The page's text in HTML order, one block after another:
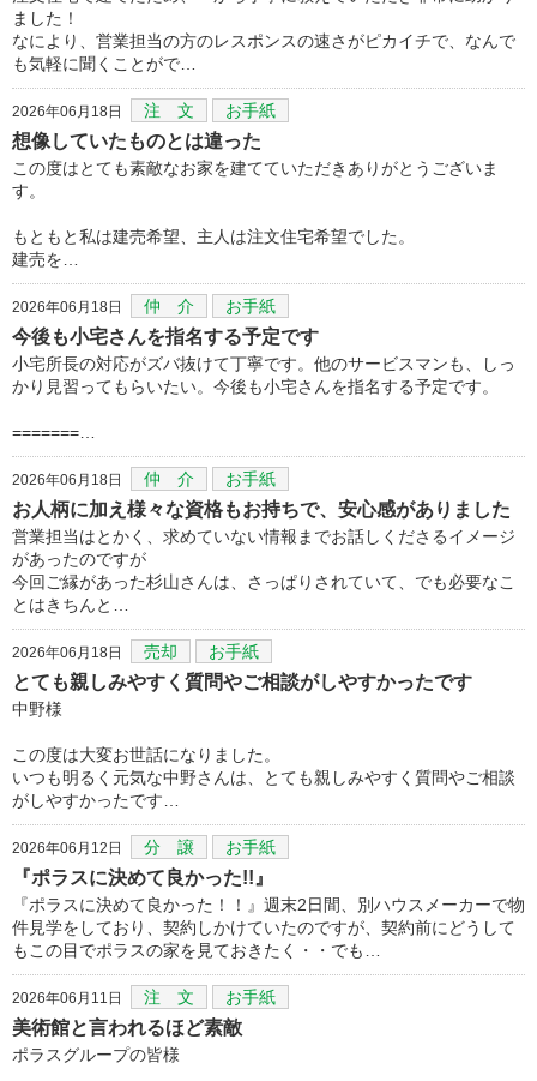
ました！
なにより、営業担当の方のレスポンスの速さがピカイチで、なんで
も気軽に聞くことがで…
2026年06月18日 注 文 お手紙
想像していたものとは違った
この度はとても素敵なお家を建てていただきありがとうございま
す。
もともと私は建売希望、主人は注文住宅希望でした。
建売を…
2026年06月18日 仲 介 お手紙
今後も小宅さんを指名する予定です
小宅所長の対応がズバ抜けて丁寧です。他のサービスマンも、しっ
かり見習ってもらいたい。今後も小宅さんを指名する予定です。
=======…
2026年06月18日 仲 介 お手紙
お人柄に加え様々な資格もお持ちで、安心感がありました
営業担当はとかく、求めていない情報までお話しくださるイメージ
があったのですが
今回ご縁があった杉山さんは、さっぱりされていて、でも必要なこ
とはきちんと…
2026年06月18日 売却 お手紙
とても親しみやすく質問やご相談がしやすかったです
中野様
この度は大変お世話になりました。
いつも明るく元気な中野さんは、とても親しみやすく質問やご相談
がしやすかったです…
2026年06月12日 分 譲 お手紙
『ポラスに決めて良かった!!』
『ポラスに決めて良かった！！』週末2日間、別ハウスメーカーで物
件見学をしており、契約しかけていたのですが、契約前にどうして
もこの目でポラスの家を見ておきたく・・でも…
2026年06月11日 注 文 お手紙
美術館と言われるほど素敵
ポラスグループの皆様